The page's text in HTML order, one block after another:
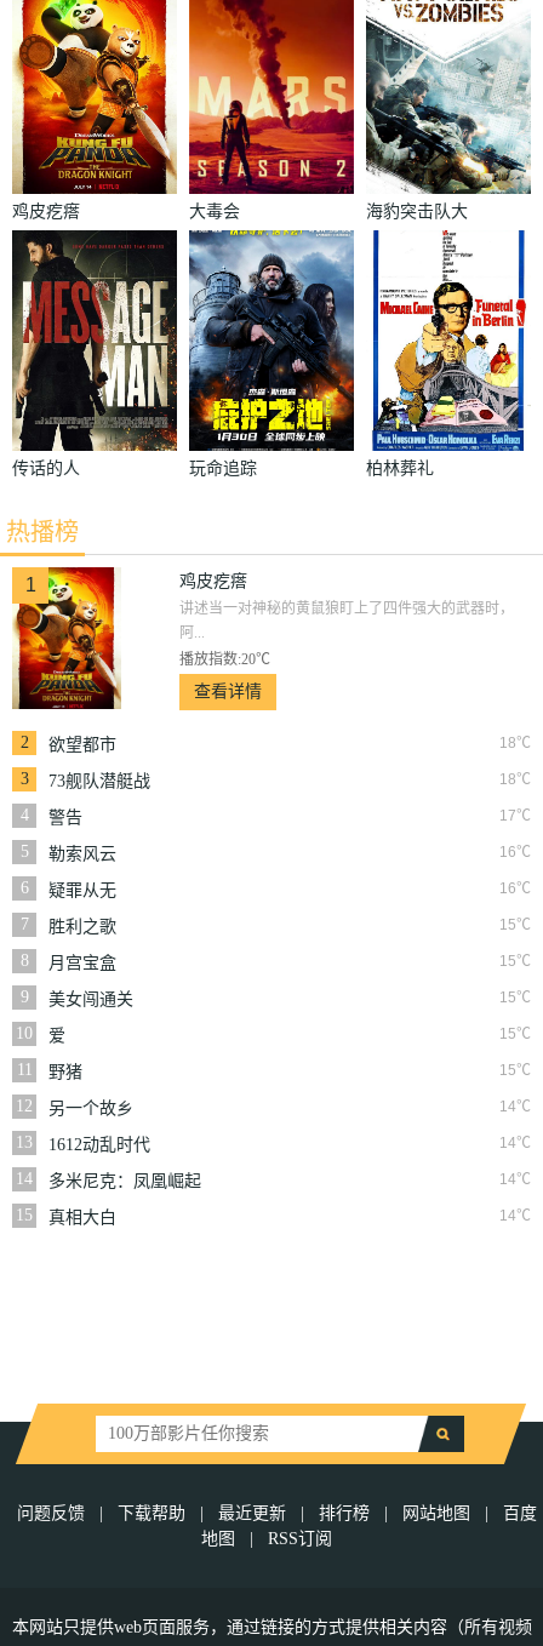
鸡皮疙瘩 大毒会
海豹突击队大
战僵尸
传话的人 玩命追踪 柏林葬礼
热播榜
1 鸡皮疙瘩
讲述当一对神秘的黄鼠狼盯上了四件强大的武器时，
阿...
播放指数:20℃
查看详情
2 18℃
欲望都市
3
18℃
73舰队潜艇战
4
17℃
警告
5
16℃
勒索风云
6
16℃
疑罪从无
7
15℃
胜利之歌
8
15℃
月宫宝盒
9
15℃
美女闯通关
10
15℃
爱
11
15℃
野猪
12
14℃
另一个故乡
13
14℃
1612动乱时代
14
14℃
多米尼克：凤凰崛起
15
14℃
真相大白
问题反馈 下载帮助 最近更新 排行榜 网站地图
百度
地图
RSS订阅
本网站只提供web页面服务，通过链接的方式提供相关内容（所有视频